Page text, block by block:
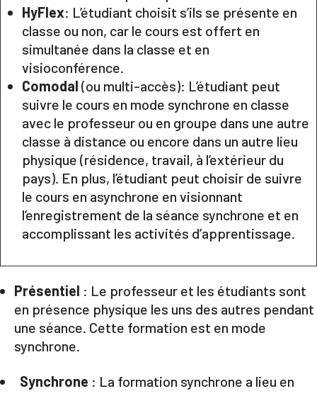
HyFlex: L’étudiant choisit s’ils se présente en
classe ou non, car le cours est offert en
simultanée dans la classe et en
visioconférence.
Comodal (ou multi-accès): L’étudiant peut
suivre le cours en mode synchrone en classe
avec le professeur ou en groupe dans une autre
classe à distance ou encore dans un autre lieu
physique (résidence, travail, à l’extérieur du
pays). En plus, l’étudiant peut choisir de suivre
le cours en asynchrone en visionnant
l’enregistrement de la séance synchrone et en
accomplissant les activités d’apprentissage.
Présentiel : Le professeur et les étudiants sont
en présence physique les uns des autres pendant
une séance. Cette formation est en mode
synchrone.
Synchrone : La formation synchrone a lieu en